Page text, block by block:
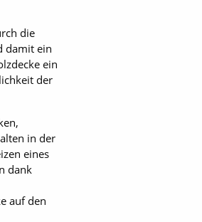
die
damit ein
ein
der
in der
eines
dank
auf den